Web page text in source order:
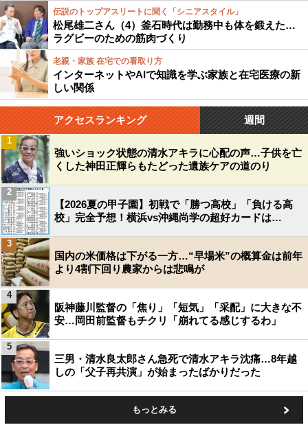
伝説のトップアスリートに聞く「シニアスタイル」
松尾雄二さん（4）釜石時代は勤務中も体を鍛えた…
ラグビーのための筋肉づくり
老親・家族 在宅での看取り方
インターネットやAIで知識を学ぶ家族と在宅医療の新
しい関係
アクセスランキング 週間
強いショック状態の清水アキラに心配の声…子供を亡
くした神田正輝らもたどった遺族ケアの道のり
1
【2026夏の甲子園】初戦で「勝つ高校」「負ける高
校」完全予想！横浜vs沖縄尚学の超好カードは…
2
国内の米価格は下がる一方…“早場米”の概算金は前年
より4割下回り農家からは悲鳴が
3
阪神藤川監督の「焦り」「短気」「采配」に大きな不
安…岡田前監督もチクリ「崩れてる感じするわ」
4
三男・清水良太郎さん急死で清水アキラ沈痛…8年越
しの「父子再共演」が始まったばかりだった
5
もっとみる